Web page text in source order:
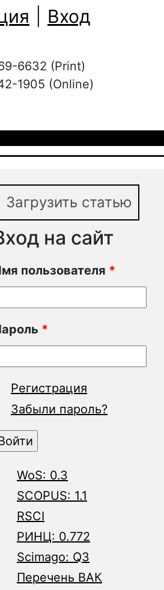
Вход
6632 (Print)
1905 (Online)
Загрузить статью
на сайт
пользователя *
*
Регистрация
Забыли пароль?
WoS: 0.3
SCOPUS: 1.1
RSCI
РИНЦ: 0.772
Scimago: Q3
Перечень ВАК